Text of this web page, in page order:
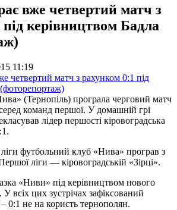
вже четвертий матч з
керівництвом Бадла
11:19
(Тернопіль) програла черговий матч
команд першої. У домашній грі
лідер першості кіровоградська
футбольний клуб «Нива» програв з
ліги — кіровоградській «Зірці».
«Ниви» під керівництвом нового
всіх цих зустрічах зафіксований
0:1 не на користь тернополян.